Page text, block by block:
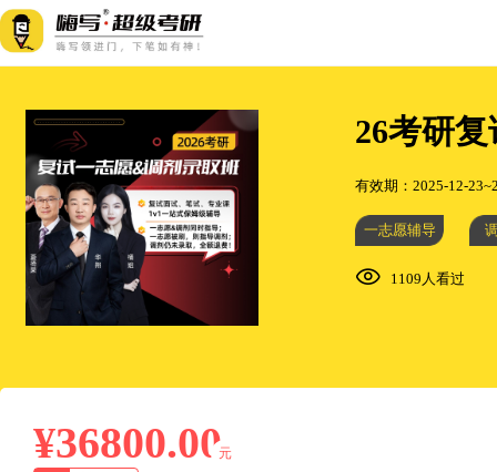
26考研
有效期：2025-12-
一志愿辅导
1109人看过
¥36800.00
元